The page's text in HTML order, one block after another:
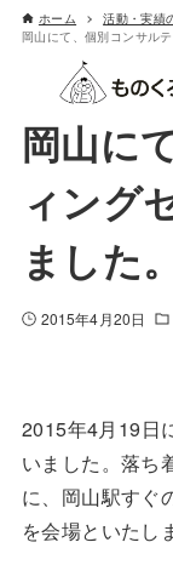
ホーム
活動・実績
岡山にて、個別コンサル
岡山に
ィング
ました。
2015年4月20日
2015年4月19日
いました。落ち
に、岡山駅すぐ
を会場といたし